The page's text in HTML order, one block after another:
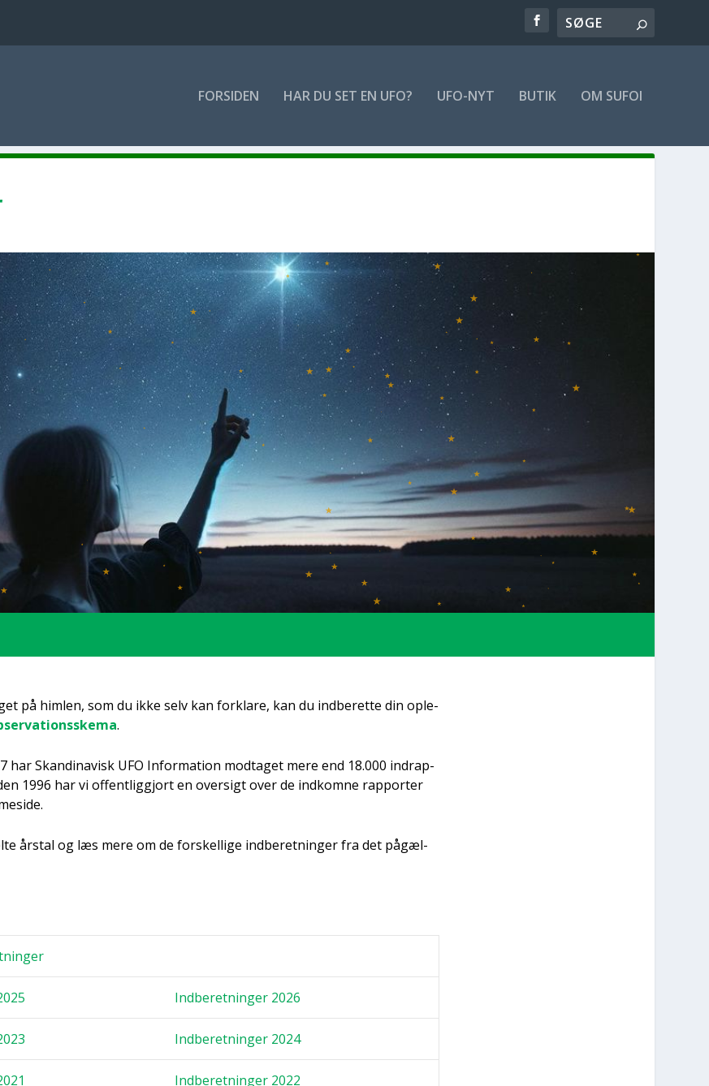
FOR­SI­DEN HAR DU SET EN UFO? UFO-NYT BUTIK OM SUFOI
på him­len, som du ikke selv kan for­kla­re, kan du ind­be­ret­te din ople­
.
har Skan­di­na­visk UFO Infor­ma­tion mod­ta­get mere end 18.000 indrap­
1996 har vi offent­lig­gjort en over­sigt over de ind­kom­ne rap­por­ter
års­tal og læs mere om de for­skel­li­ge ind­be­ret­nin­ger fra det pågæl­
Ind­be­ret­nin­ger 2026
Ind­be­ret­nin­ger 2024
Ind­be­ret­nin­ger 2022